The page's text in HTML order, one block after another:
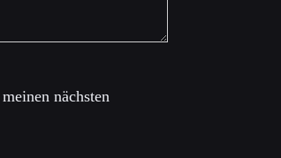
nächsten